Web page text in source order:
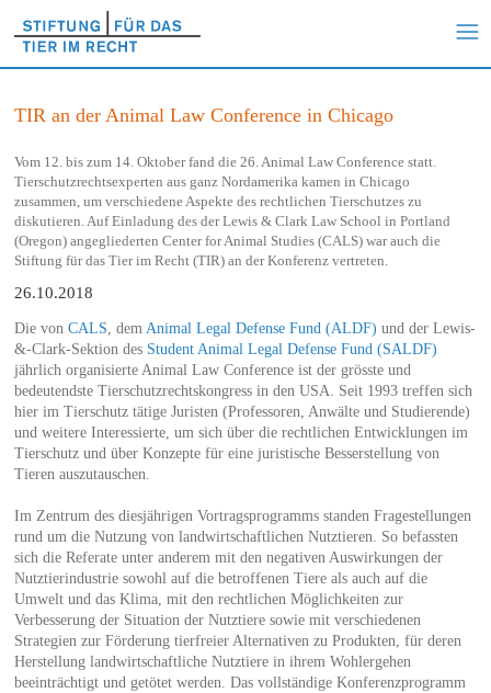
TIR an der Animal Law Conference in Chicago
Vom 12. bis zum 14. Oktober fand die 26. Animal Law Conference statt.
Tierschutzrechtsexperten aus ganz Nordamerika kamen in Chicago
zusammen, um verschiedene Aspekte des rechtlichen Tierschutzes zu
diskutieren. Auf Einladung des der Lewis & Clark Law School in Portland
(Oregon) angegliederten Center for Animal Studies (CALS) war auch die
Stiftung für das Tier im Recht (TIR) an der Konferenz vertreten.
26.10.2018
Die von CALS , dem Animal Legal Defense Fund (ALDF) und der Lewis-
&-Clark-Sektion des Student Animal Legal Defense Fund (SALDF)
jährlich organisierte Animal Law Conference ist der grösste und
bedeutendste Tierschutzrechtskongress in den USA. Seit 1993 treffen sich
hier im Tierschutz tätige Juristen (Professoren, Anwälte und Studierende)
und weitere Interessierte, um sich über die rechtlichen Entwicklungen im
Tierschutz und über Konzepte für eine juristische Besserstellung von
Tieren auszutauschen.
Im Zentrum des diesjährigen Vortragsprogramms standen Fragestellungen
rund um die Nutzung von landwirtschaftlichen Nutztieren. So befassten
sich die Referate unter anderem mit den negativen Auswirkungen der
Nutztierindustrie sowohl auf die betroffenen Tiere als auch auf die
Umwelt und das Klima, mit den rechtlichen Möglichkeiten zur
Verbesserung der Situation der Nutztiere sowie mit verschiedenen
Strategien zur Förderung tierfreier Alternativen zu Produkten, für deren
Herstellung landwirtschaftliche Nutztiere in ihrem Wohlergehen
beeinträchtigt und getötet werden. Das vollständige Konferenzprogramm